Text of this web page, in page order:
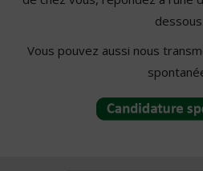
dessous.
Vous pouvez aussi nous